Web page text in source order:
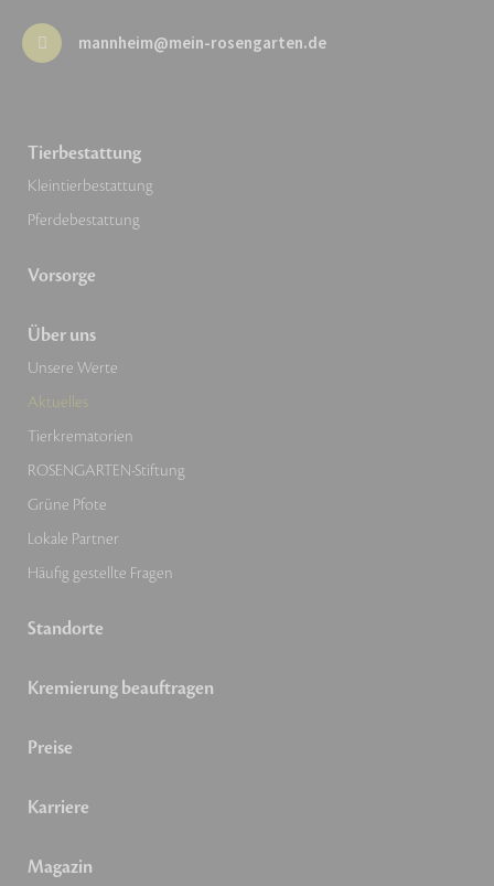
mannheim@mein-rosengarten.de
Tierbestattung
Kleintierbestattung
Pferdebestattung
Vorsorge
Über uns
Unsere Werte
Aktuelles
Tierkrematorien
ROSENGARTEN-Stiftung
Grüne Pfote
Lokale Partner
Häufig gestellte Fragen
Standorte
Kremierung beauftragen
Preise
Karriere
Magazin